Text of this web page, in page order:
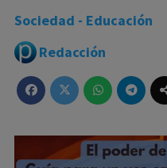
Sociedad - Educación
Redacción